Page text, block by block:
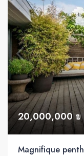
20,000,000 ₪